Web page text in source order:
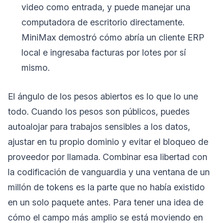
video como entrada, y puede manejar una
computadora de escritorio directamente.
MiniMax demostró cómo abría un cliente ERP
local e ingresaba facturas por lotes por sí
mismo.
El ángulo de los pesos abiertos es lo que lo une
todo. Cuando los pesos son públicos, puedes
autoalojar para trabajos sensibles a los datos,
ajustar en tu propio dominio y evitar el bloqueo de
proveedor por llamada. Combinar esa libertad con
la codificación de vanguardia y una ventana de un
millón de tokens es la parte que no había existido
en un solo paquete antes. Para tener una idea de
cómo el campo más amplio se está moviendo en